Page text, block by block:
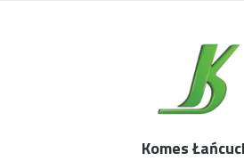
Komes